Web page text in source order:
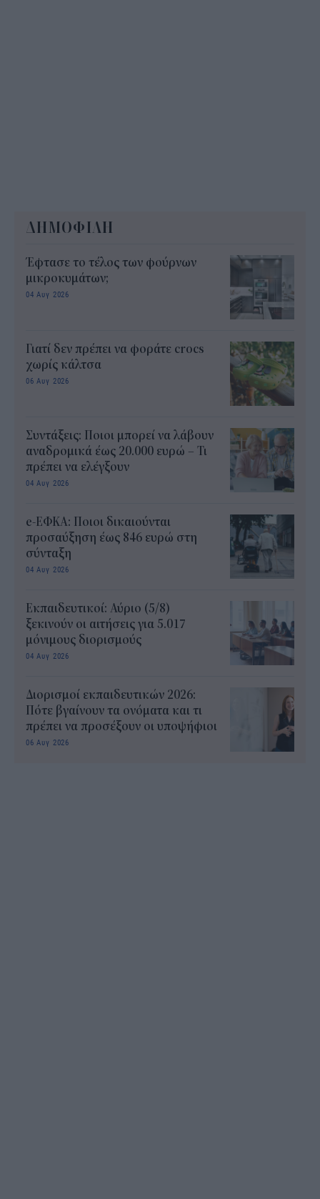
ΔΗΜΟΦΙΛΗ
Έφτασε το τέλος των φούρνων
μικροκυμάτων;
04 Αυγ 2026
Γιατί δεν πρέπει να φοράτε crocs
χωρίς κάλτσα
06 Αυγ 2026
Συντάξεις: Ποιοι μπορεί να λάβουν
αναδρομικά έως 20.000 ευρώ – Τι
πρέπει να ελέγξουν
04 Αυγ 2026
e-ΕΦΚΑ: Ποιοι δικαιούνται
προσαύξηση έως 846 ευρώ στη
σύνταξη
04 Αυγ 2026
Εκπαιδευτικοί: Αύριο (5/8)
ξεκινούν οι αιτήσεις για 5.017
μόνιμους διορισμούς
04 Αυγ 2026
Διορισμοί εκπαιδευτικών 2026:
Πότε βγαίνουν τα ονόματα και τι
πρέπει να προσέξουν οι υποψήφιοι
06 Αυγ 2026